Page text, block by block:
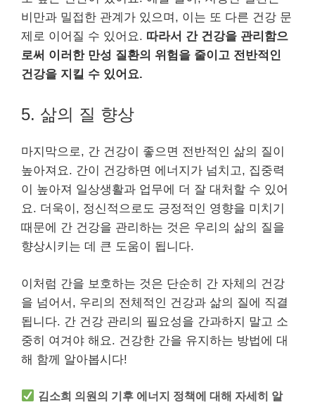
비만과 밀접한 관계가 있으며, 이는 또 다른 건강 문
제로 이어질 수 있어요. 따라서 간 건강을 관리함으
로써 이러한 만성 질환의 위험을 줄이고 전반적인
건강을 지킬 수 있어요.
5. 삶의 질 향상
마지막으로, 간 건강이 좋으면 전반적인 삶의 질이
높아져요. 간이 건강하면 에너지가 넘치고, 집중력
이 높아져 일상생활과 업무에 더 잘 대처할 수 있어
요. 더욱이, 정신적으로도 긍정적인 영향을 미치기
때문에 간 건강을 관리하는 것은 우리의 삶의 질을
향상시키는 데 큰 도움이 됩니다.
이처럼 간을 보호하는 것은 단순히 간 자체의 건강
을 넘어서, 우리의 전체적인 건강과 삶의 질에 직결
됩니다. 간 건강 관리의 필요성을 간과하지 말고 소
중히 여겨야 해요. 건강한 간을 유지하는 방법에 대
해 함께 알아봅시다!
김소희 의원의 기후 에너지 정책에 대해 자세히 알